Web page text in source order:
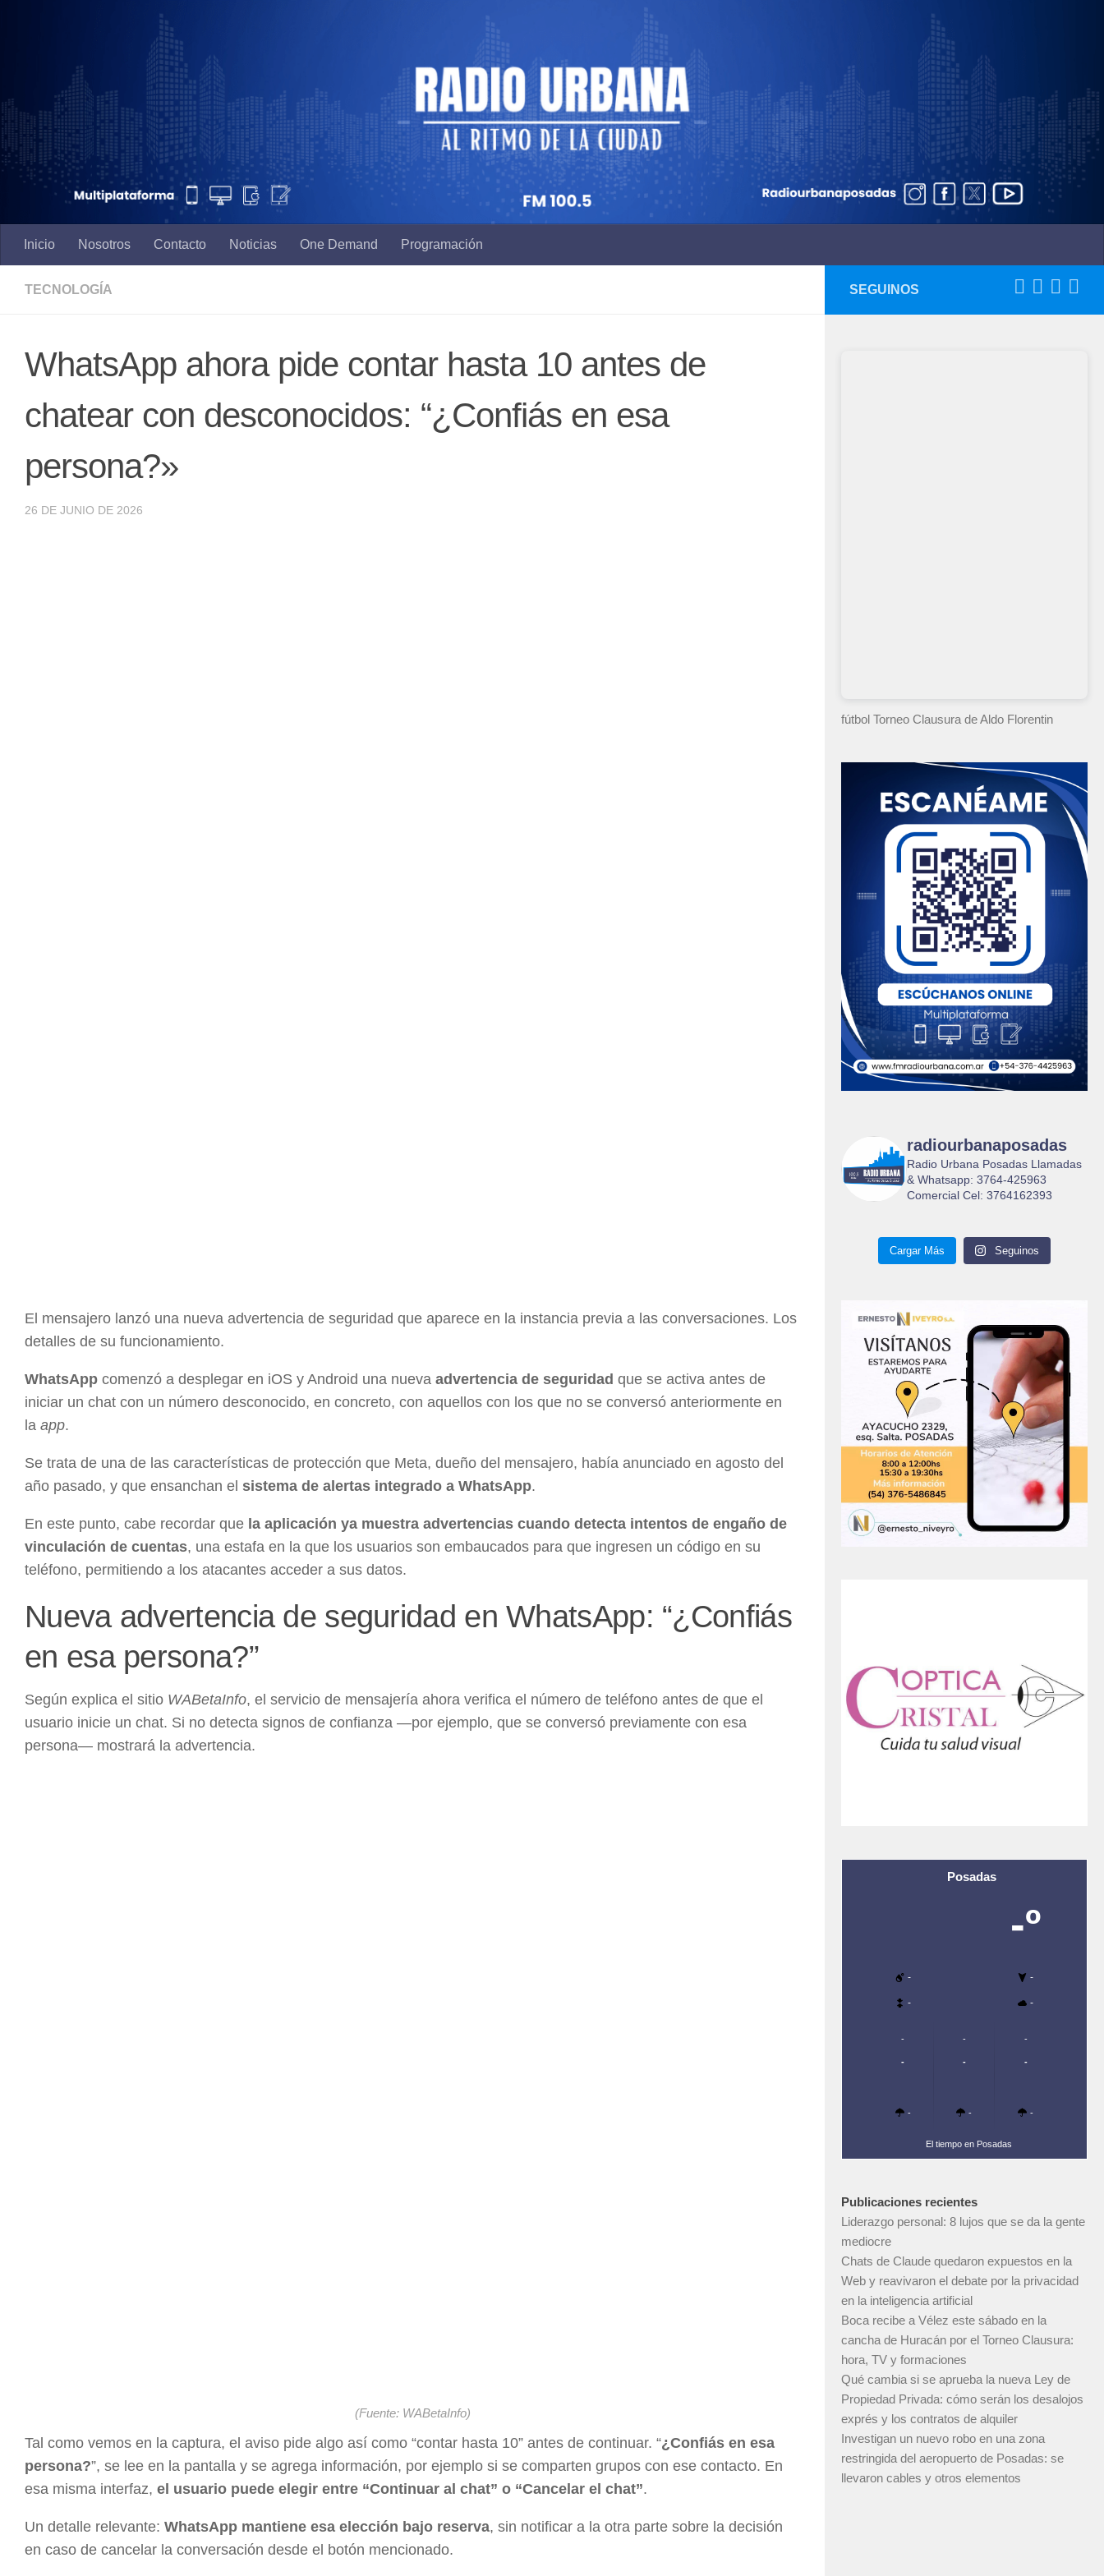
Inicio Nosotros Contacto Noticias One Demand Programación
TECNOLOGÍA
WhatsApp ahora pide contar hasta 10 antes de
chatear con desconocidos: “¿Confiás en esa
persona?»
26 DE JUNIO DE 2026
El mensajero lanzó una nueva advertencia de seguridad que aparece en la instancia previa a las conversaciones. Los
detalles de su funcionamiento.
WhatsApp comenzó a desplegar en iOS y Android una nueva advertencia de seguridad que se activa antes de
iniciar un chat con un número desconocido, en concreto, con aquellos con los que no se conversó anteriormente en
la app.
Se trata de una de las características de protección que Meta, dueño del mensajero, había anunciado en agosto del
año pasado, y que ensanchan el sistema de alertas integrado a WhatsApp.
En este punto, cabe recordar que la aplicación ya muestra advertencias cuando detecta intentos de engaño de
vinculación de cuentas, una estafa en la que los usuarios son embaucados para que ingresen un código en su
teléfono, permitiendo a los atacantes acceder a sus datos.
Nueva advertencia de seguridad en WhatsApp: “¿Confiás
en esa persona?”
Según explica el sitio WABetaInfo, el servicio de mensajería ahora verifica el número de teléfono antes de que el
usuario inicie un chat. Si no detecta signos de confianza —por ejemplo, que se conversó previamente con esa
persona— mostrará la advertencia.
(Fuente: WABetaInfo)
Tal como vemos en la captura, el aviso pide algo así como “contar hasta 10” antes de continuar. “¿Confiás en esa
persona?”, se lee en la pantalla y se agrega información, por ejemplo si se comparten grupos con ese contacto. En
esa misma interfaz, el usuario puede elegir entre “Continuar al chat” o “Cancelar el chat”.
Un detalle relevante: WhatsApp mantiene esa elección bajo reserva, sin notificar a la otra parte sobre la decisión
en caso de cancelar la conversación desde el botón mencionado.
SEGUINOS
fútbol Torneo Clausurade Aldo Florentin
radiourbanaposadas
Radio Urbana Posadas Llamadas
& Whatsapp: 3764-425963
Comercial Cel: 3764162393
Cargar Más Seguinos
Posadas
-º
- -
- -
-
-
-
-
-
-
-
-
-
El tiempo en Posadas
Publicaciones recientes
Liderazgo personal: 8 lujos que se da la gente
mediocre
Chats de Claude quedaron expuestos en la
Web y reavivaron el debate por la privacidad
en la inteligencia artificial
Boca recibe a Vélez este sábado en la
cancha de Huracán por el Torneo Clausura:
hora, TV y formaciones
Qué cambia si se aprueba la nueva Ley de
Propiedad Privada: cómo serán los desalojos
exprés y los contratos de alquiler
Investigan un nuevo robo en una zona
restringida del aeropuerto de Posadas: se
llevaron cables y otros elementos